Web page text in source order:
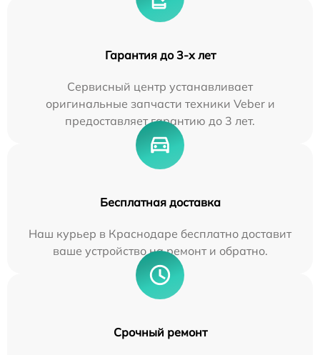
Гарантия до 3-х лет
Сервисный центр устанавливает
оригинальные запчасти техники Veber и
предоставляет гарантию до 3 лет.
Бесплатная доставка
Наш курьер в Краснодаре бесплатно доставит
ваше устройство на ремонт и обратно.
Срочный ремонт